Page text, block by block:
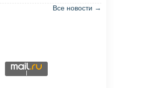
Все новости →